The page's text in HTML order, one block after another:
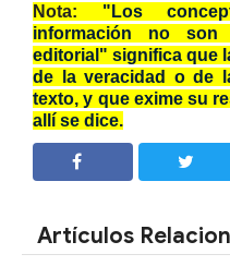
Nota: "Los
información no son
editorial" significa que
de la veracidad o de
texto, y que exime su
allí se dice.
Artículos